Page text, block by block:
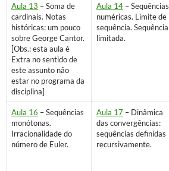
Aula 13 – Soma de
cardinais. Notas
históricas: um pouco
sobre George Cantor.
[Obs.: esta aula é
Extra no sentido de
este assunto não
estar no programa da
disciplina]
Aula 14 – Sequências
numéricas. Limite de
sequência. Sequência
limitada.
Aula 16 – Sequências
monótonas.
Irracionalidade do
número de Euler.
Aula 17 – Dinâmica
das convergências:
sequências definidas
recursivamente.